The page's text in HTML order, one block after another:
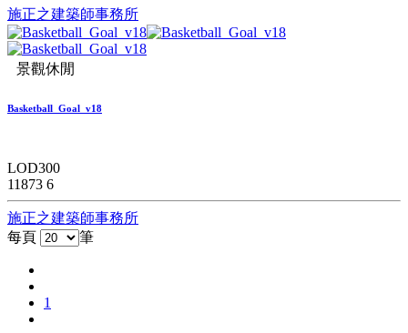
施正之建築師事務所
景觀休閒
Basketball_Goal_v18
LOD300
11873 6
施正之建築師事務所
每頁
筆
1